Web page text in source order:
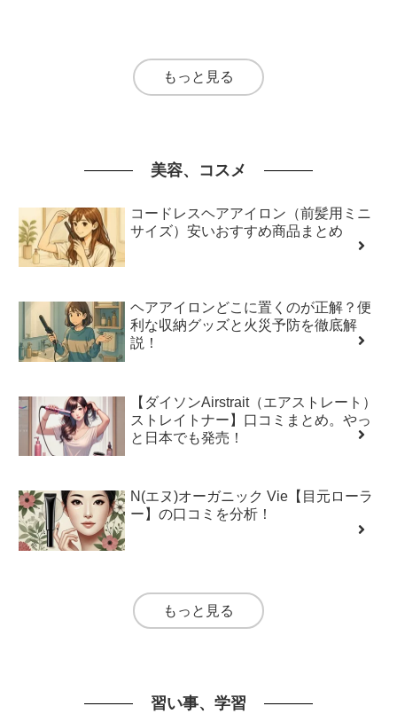
もっと見る
美容、コスメ
コードレスヘアアイロン（前髪用ミニ
サイズ）安いおすすめ商品まとめ
ヘアアイロンどこに置くのが正解？便
利な収納グッズと火災予防を徹底解
説！
【ダイソンAirstrait（エアストレート）
ストレイトナー】口コミまとめ。やっ
と日本でも発売！
N(エヌ)オーガニック Vie【目元ローラ
ー】の口コミを分析！
もっと見る
習い事、学習